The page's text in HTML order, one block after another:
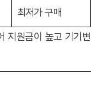
최저가 구매
지원금이 높고 기기변